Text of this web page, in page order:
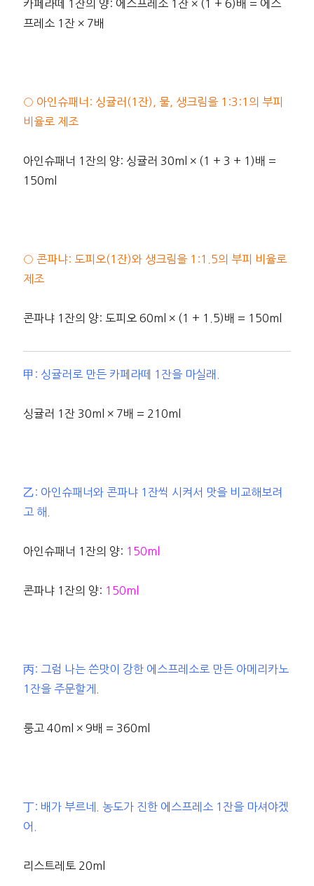
카페라떼 1잔의 양: 에스프레소 1잔 × (1 + 6)배 = 에스
프레소 1잔 × 7배
○ 아인슈패너: 싱귤러(1잔), 물, 생크림을 1:3:1의 부피
비율로 제조
아인슈패너 1잔의 양: 싱귤러 30ml × (1 + 3 + 1)배 =
150ml
○ 콘파냐: 도피오(1잔)와 생크림을 1:1.5의 부피 비율로
제조
콘파냐 1잔의 양: 도피오 60ml × (1 + 1.5)배 = 150ml
甲: 싱귤러로 만든 카페라떼 1잔을 마실래.
싱귤러 1잔 30ml × 7배 = 210ml
乙: 아인슈패너와 콘파냐 1잔씩 시켜서 맛을 비교해보려
고 해.
아인슈패너 1잔의 양: 150ml
콘파냐 1잔의 양: 150ml
丙: 그럼 나는 쓴맛이 강한 에스프레소로 만든 아메리카노
1잔을 주문할게.
룽고 40ml × 9배 = 360ml
丁: 배가 부르네. 농도가 진한 에스프레소 1잔을 마셔야겠
어.
리스트레토 20ml